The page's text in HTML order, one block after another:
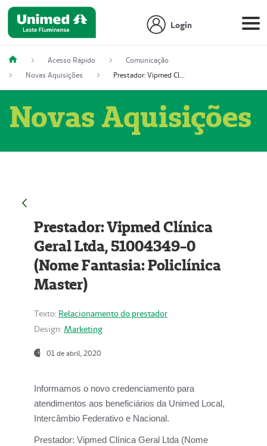
Login
Acesso Rápido
Comunicação
Novas Aquisições
Prestador: Vipmed Clínica Geral Ltda, 51004349-0 (Nome Fantasia: Policlínica Master)
Novas Aquisições
Prestador: Vipmed Clínica
Geral Ltda, 51004349-0
(Nome Fantasia: Policlínica
Master)
Texto: Relacionamento do prestador
Design: Marketing
01 de abril, 2020
Informamos o novo credenciamento para
atendimentos aos beneficiários da Unimed Local,
Intercâmbio Federativo e Nacional.
Prestador: Vipmed Clínica Geral Ltda (Nome